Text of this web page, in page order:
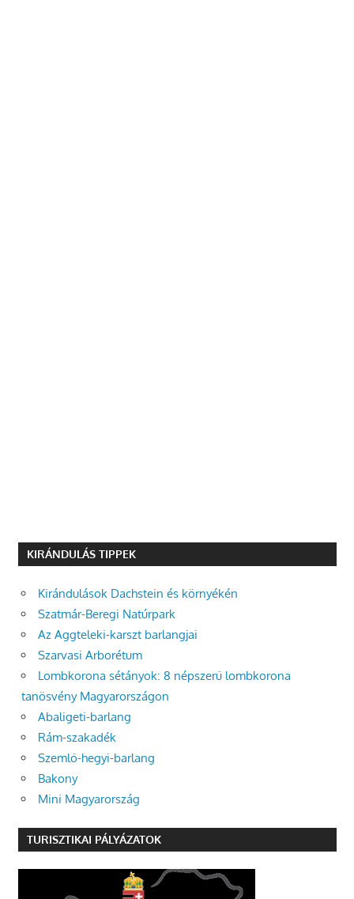
KIRÁNDULÁS TIPPEK
Kirándulások Dachstein és környékén
Szatmár-Beregi Natúrpark
Az Aggteleki-karszt barlangjai
Szarvasi Arborétum
Lombkorona sétányok: 8 népszerű lombkorona
tanösvény Magyarországon
Abaligeti-barlang
Rám-szakadék
Szemlő-hegyi-barlang
Bakony
Mini Magyarország
TURISZTIKAI PÁLYÁZATOK